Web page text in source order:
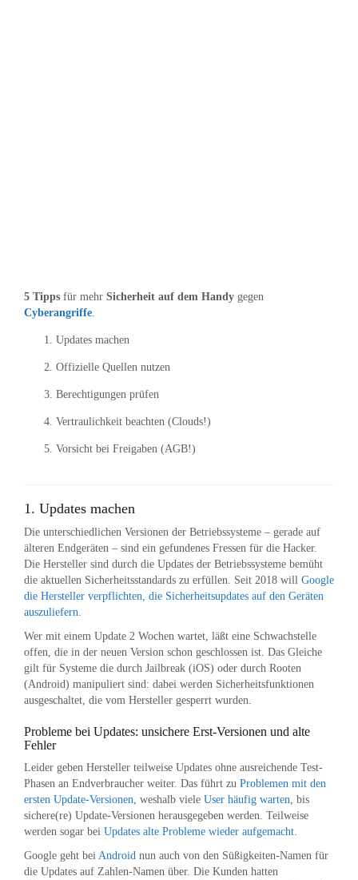
5 Tipps für mehr Sicherheit auf dem Handy gegen
Cyberangriffe
Updates machen
Offizielle Quellen nutzen
Berechtigungen prüfen
Vertraulichkeit beachten (Clouds!)
Vorsicht bei Freigaben (AGB!)
1. Updates machen
Die unterschiedlichen Versionen der Betriebssysteme – gerade auf
älteren Endgeräten – sind ein gefundenes Fressen für die Hacker.
Die Hersteller sind durch die Updates der Betriebssysteme bemüht
die aktuellen Sicherheitsstandards zu erfüllen. Seit 2018 will Google
die Hersteller verpflichten, die Sicherheitsupdates auf den Geräten
auszuliefern
Wer mit einem Update 2 Wochen wartet, läßt eine Schwachstelle
offen, die in der neuen Version schon geschlossen ist. Das Gleiche
gilt für Systeme die durch Jailbreak (iOS) oder durch Rooten
(Android) manipuliert sind: dabei werden Sicherheitsfunktionen
ausgeschaltet, die vom Hersteller gesperrt wurden.
Probleme bei Updates: unsichere Erst-Versionen und alte
Fehler
Leider geben Hersteller teilweise Updates ohne ausreichende Test-
Phasen an Endverbraucher weiter. Das führt zu Problemen mit den
ersten Update-Versionen , weshalb viele User häufig warten , bis
sichere(re) Update-Versionen herausgegeben werden. Teilweise
werden sogar bei Updates alte Probleme wieder aufgemacht
Google geht bei Android nun auch von den Süßigkeiten-Namen für
die Updates auf Zahlen-Namen über. Die Kunden hatten